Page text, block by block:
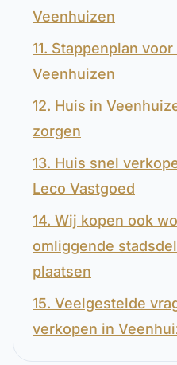
Veenhuizen
11. Stappenplan
Veenhuizen
12. Huis in
zorgen
13. Huis snel
Leco Vastgoed
14. Wij kopen ook
omliggende
plaatsen
15. Veelgestelde
verkopen in